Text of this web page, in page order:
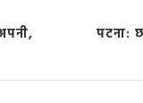
पटना: